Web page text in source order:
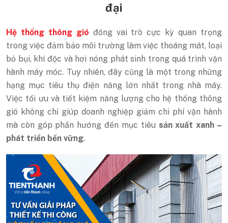
đại
Hệ thống thông gió đóng vai trò cực kỳ quan trọng
trong việc đảm bảo môi trường làm việc thoáng mát, loại
bỏ bụi, khí độc và hơi nóng phát sinh trong quá trình vận
hành máy móc. Tuy nhiên, đây cũng là một trong những
hạng mục tiêu thụ điện năng lớn nhất trong nhà máy.
Việc tối ưu và tiết kiệm năng lượng cho hệ thống thông
gió không chỉ giúp doanh nghiệp giảm chi phí vận hành
mà còn góp phần hướng đến mục tiêu sản xuất xanh –
phát triển bền vững.